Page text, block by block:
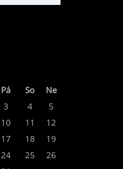
Pá So
Ne
3 4
5
10 11
12
17 18
19
24 25
26